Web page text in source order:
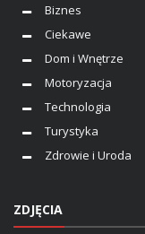
Biznes
Ciekawe
Dom i Wnętrze
Motoryzacja
Technologia
Turystyka
Zdrowie i Uroda
ZDJĘCIA